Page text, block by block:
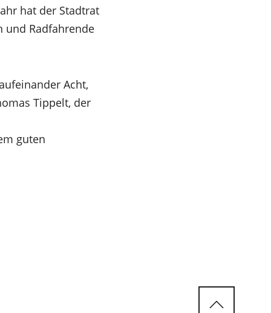
hat der Stadtrat
und Radfahrende
Acht,
Tippelt, der
guten